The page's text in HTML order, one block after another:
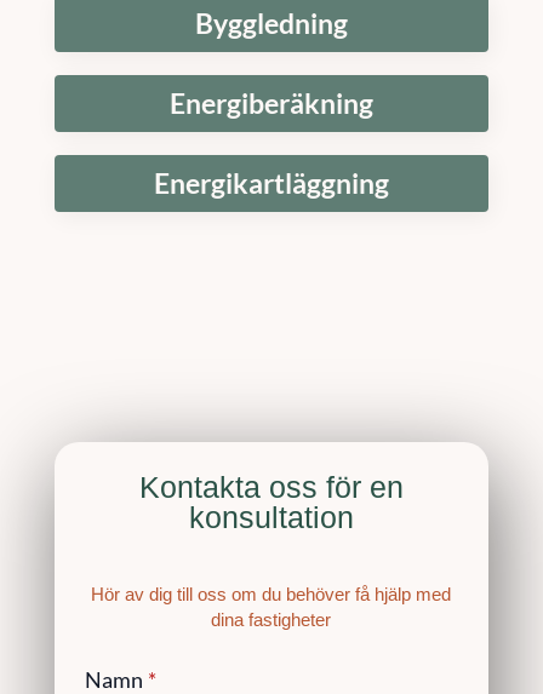
Byggledning
Energiberäkning
Energikartläggning
Kontakta oss för en
konsultation
Hör av dig till oss om du behöver få hjälp med
dina fastigheter
Namn *